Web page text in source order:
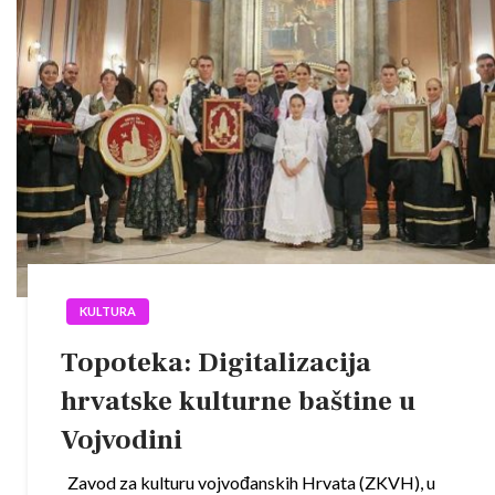
KULTURA
Topoteka: Digitalizacija
hrvatske kulturne baštine u
Vojvodini
Zavod za kulturu vojvođanskih Hrvata (ZKVH), u